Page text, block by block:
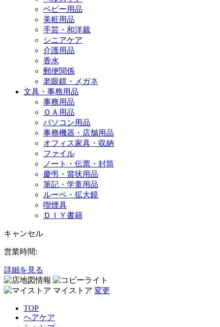
ベビー用品
美粧用品
手芸・和洋裁
シニアケア
介護用品
香水
郵便関係
老眼鏡・メガネ
文具・事務用品
事務用品
ＯＡ用品
パソコン用品
事務機器・店舗用品
オフィス家具・収納
ファイル
ノート・伝票・封筒
慶弔・賞状用品
筆記・学童用品
ルーペ・拡大鏡
喫煙具
ＤＩＹ書籍
キャンセル
営業時間:
詳細を見る
マイストア 変更
TOP
ヘアケア